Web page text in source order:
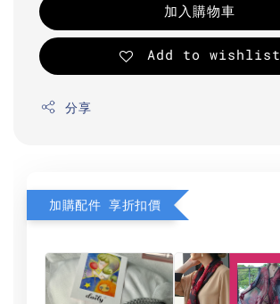
加入購物車
Add to wishlist
分享
加購配件 享折扣價